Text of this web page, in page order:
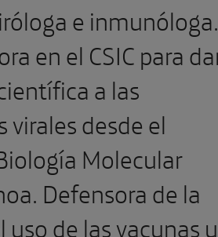
e inmunóloga.
en el CSIC para
a las
virales desde el
Molecular
Defensora de la
uso de las vacunas y